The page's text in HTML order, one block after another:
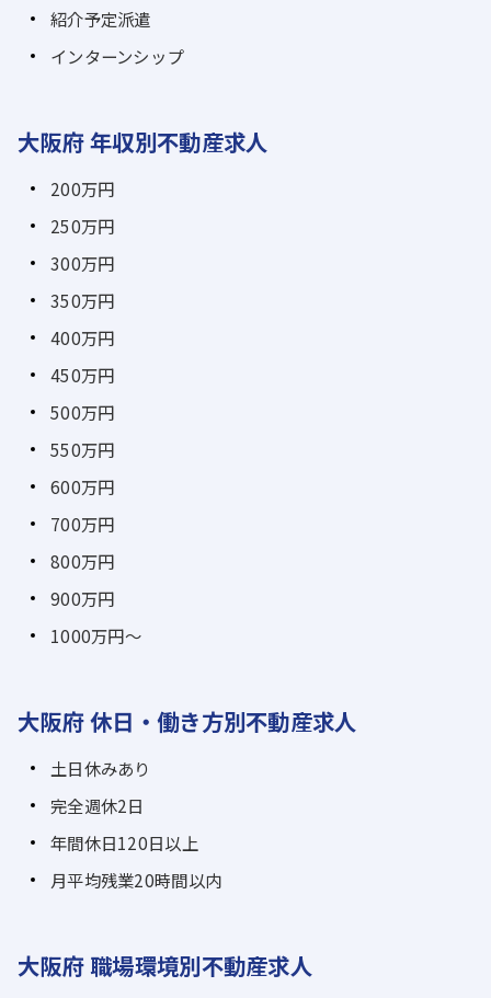
紹介予定派遣
インターンシップ
大阪府 年収別不動産求人
200万円
250万円
300万円
350万円
400万円
450万円
500万円
550万円
600万円
700万円
800万円
900万円
1000万円～
大阪府 休日・働き方別不動産求人
土日休みあり
完全週休2日
年間休日120日以上
月平均残業20時間以内
大阪府 職場環境別不動産求人